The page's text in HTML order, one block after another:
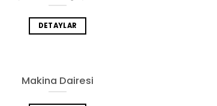
DETAYLAR
Makina Dairesi